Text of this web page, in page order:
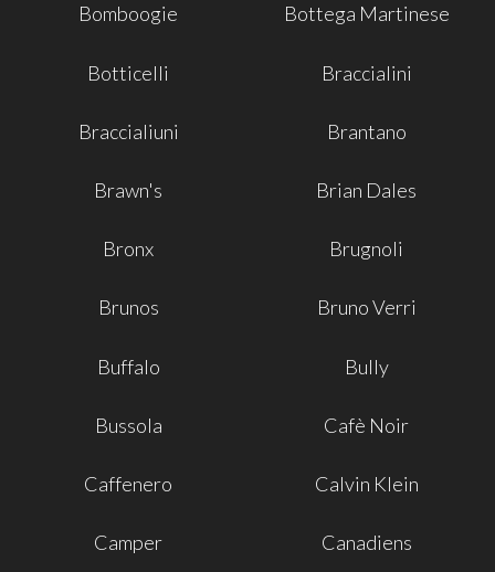
Bomboogie Bottega Martinese
Botticelli Braccialini
Braccialiuni Brantano
Brawn's Brian Dales
Bronx Brugnoli
Brunos Bruno Verri
Buffalo Bully
Bussola Cafè Noir
Caffenero Calvin Klein
Camper Canadiens